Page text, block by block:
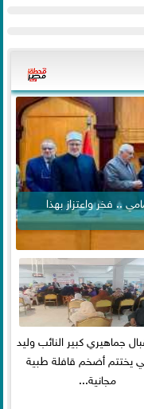
.. فخر واعتزاز بهذا
جماهيري كبير النائب وليد
يختتم أضخم قافلة طبية
مجانية...